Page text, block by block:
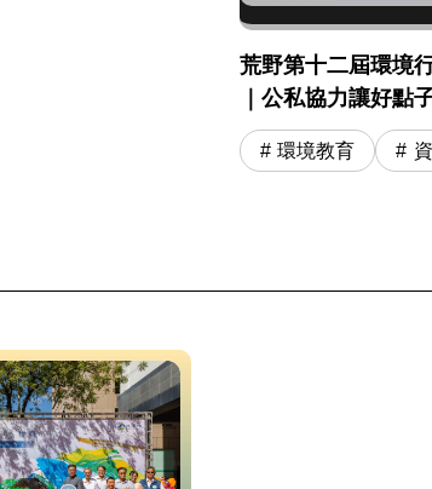
荒野第十二屆環境
｜公私協力讓好點
環境教育